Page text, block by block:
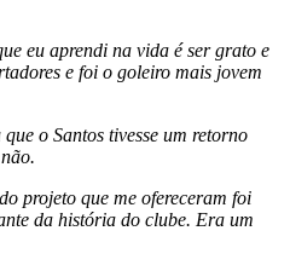
eu aprendi na vida é ser grato e
e foi o goleiro mais jovem
o Santos tivesse um retorno
projeto que me ofereceram foi
da história do clube. Era um